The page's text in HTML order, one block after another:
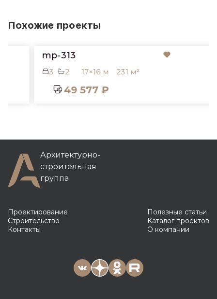
Похожие проекты
mp-313
2 17×16 м 231 м²
49 577 ₽
Архитектурно-
строительная
группа
Проектирование
Строительство
Контакты
Полезные статьи
Каталог проектов
О компании